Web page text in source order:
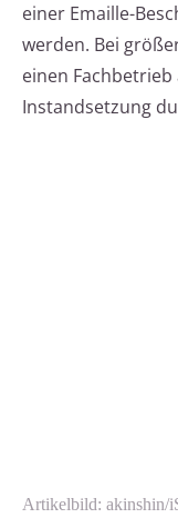
einer Emaille-
werden. Bei
einen
Instandsetzung
Artikelbild: akinshin/